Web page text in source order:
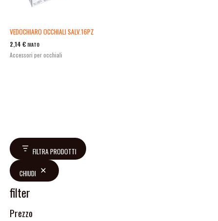
FILTRA PRODOTTI
CHIUDI
filter
Prezzo
VEDOCHIARO OCCHIALI SALV.16PZ
2,14 € IVATO
Accessori per occhiali